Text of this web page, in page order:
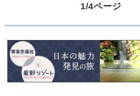
1/4ページ